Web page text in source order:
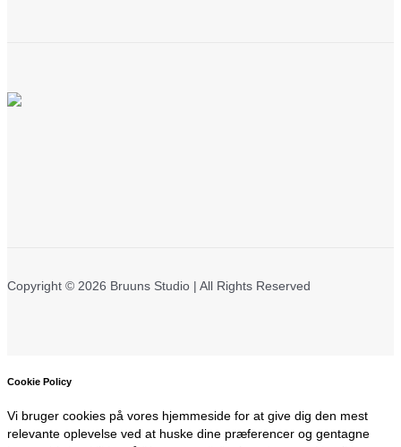
Copyright © 2026 Bruuns Studio | All Rights Reserved
Cookie Policy
Vi bruger cookies på vores hjemmeside for at give dig den mest
relevante oplevelse ved at huske dine præferencer og gentagne